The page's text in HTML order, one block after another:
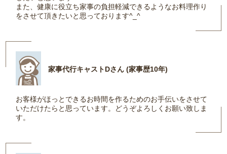
また、健康に役立ち家事の負担軽減できるようなお料理作り
をさせて頂きたいと思っております^_^
家事代行キャストDさん (家事歴10年)
お客様がほっとできるお時間を作るためのお手伝いをさせて
いただけたらと思っています。どうぞよろしくお願い致しま
す。